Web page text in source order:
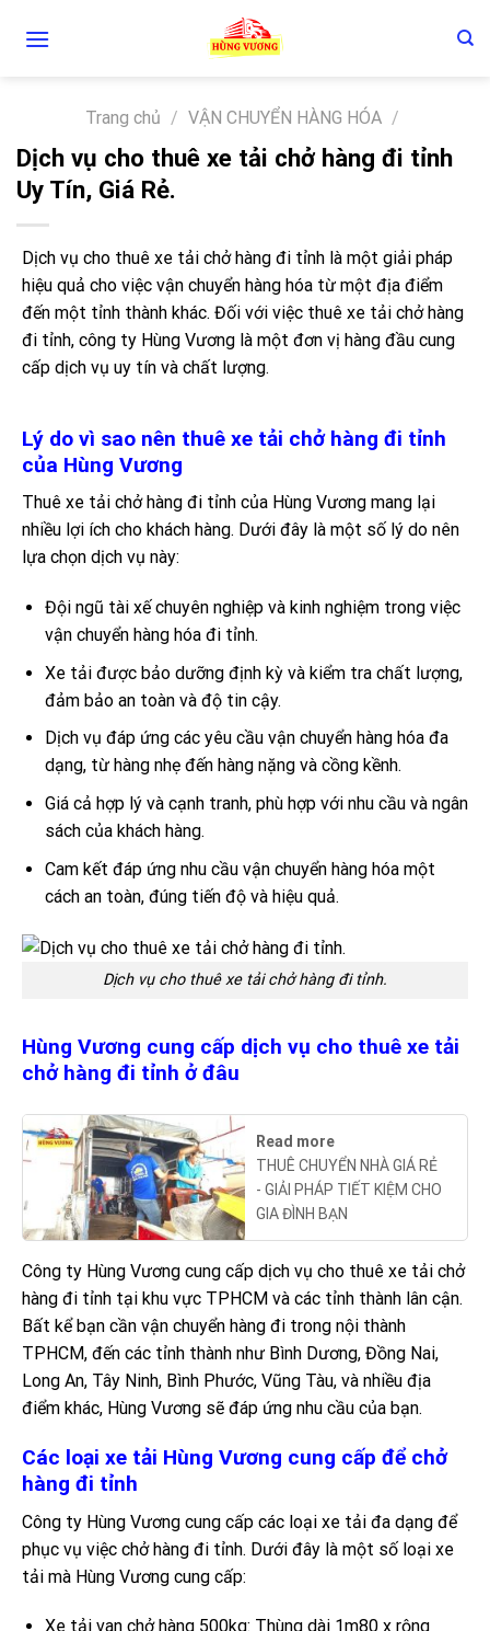
Trang chủ / VẬN CHUYỂN HÀNG HÓA /
Dịch vụ cho thuê xe tải chở hàng đi tỉnh
Uy Tín, Giá Rẻ.
Dịch vụ cho thuê xe tải chở hàng đi tỉnh là một giải pháp
hiệu quả cho việc vận chuyển hàng hóa từ một địa điểm
đến một tỉnh thành khác. Đối với việc thuê xe tải chở hàng
đi tỉnh, công ty Hùng Vương là một đơn vị hàng đầu cung
cấp dịch vụ uy tín và chất lượng.
Lý do vì sao nên thuê xe tải chở hàng đi tỉnh
của Hùng Vương
Thuê xe tải chở hàng đi tỉnh của Hùng Vương mang lại
nhiều lợi ích cho khách hàng. Dưới đây là một số lý do nên
lựa chọn dịch vụ này:
Đội ngũ tài xế chuyên nghiệp và kinh nghiệm trong việc
vận chuyển hàng hóa đi tỉnh.
Xe tải được bảo dưỡng định kỳ và kiểm tra chất lượng,
đảm bảo an toàn và độ tin cậy.
Dịch vụ đáp ứng các yêu cầu vận chuyển hàng hóa đa
dạng, từ hàng nhẹ đến hàng nặng và cồng kềnh.
Giá cả hợp lý và cạnh tranh, phù hợp với nhu cầu và ngân
sách của khách hàng.
Cam kết đáp ứng nhu cầu vận chuyển hàng hóa một
cách an toàn, đúng tiến độ và hiệu quả.
Dịch vụ cho thuê xe tải chở hàng đi tỉnh.
Hùng Vương cung cấp dịch vụ cho thuê xe tải
chở hàng đi tỉnh ở đâu
Read more
THUÊ CHUYỂN NHÀ GIÁ RẺ
- GIẢI PHÁP TIẾT KIỆM CHO
GIA ĐÌNH BẠN
Công ty Hùng Vương cung cấp dịch vụ cho thuê xe tải chở
hàng đi tỉnh tại khu vực TPHCM và các tỉnh thành lân cận.
Bất kể bạn cần vận chuyển hàng đi trong nội thành
TPHCM, đến các tỉnh thành như Bình Dương, Đồng Nai,
Long An, Tây Ninh, Bình Phước, Vũng Tàu, và nhiều địa
điểm khác, Hùng Vương sẽ đáp ứng nhu cầu của bạn.
Các loại xe tải Hùng Vương cung cấp để chở
hàng đi tỉnh
Công ty Hùng Vương cung cấp các loại xe tải đa dạng để
phục vụ việc chở hàng đi tỉnh. Dưới đây là một số loại xe
tải mà Hùng Vương cung cấp:
Xe tải van chở hàng 500kg: Thùng dài 1m80 x rộng